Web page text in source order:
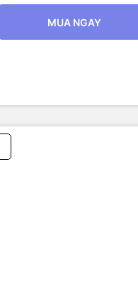
MUA NGAY